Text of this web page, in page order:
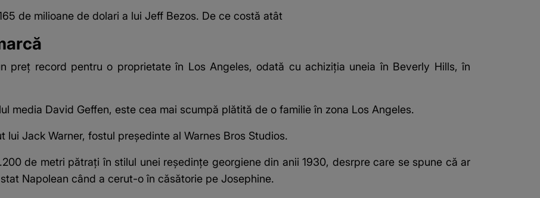
de milioane de dolari a lui Jeff Bezos. De ce costă atât
preţ record pentru o proprietate în Los Angeles, odată cu achiziţia uneia în Beverly Hills, în
media David Geffen, este cea mai scumpă plătită de o familie în zona Los Angeles.
Jack Warner, fostul preşedinte al Warnes Bros Studios.
de metri pătraţi în stilul unei reşedinţe georgiene din anii 1930, desrpre care se spune că ar
Napolean când a cerut-o în căsătorie pe Josephine.